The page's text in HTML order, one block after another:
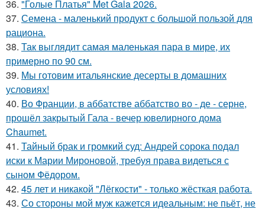
36. "Голые Платья" Met Gala 2026.
37. Семена - маленький продукт с большой пользой для
рациона.
38. Так выглядит самая маленькая пара в мире, их
примерно по 90 см.
39. Мы готовим итальянские десерты в домашних
условиях!
40. Во Франции, в аббатстве аббатство во - де - серне,
прошёл закрытый Гала - вечер ювелирного дома
Chaumet.
41. Тайный брак и громкий суд: Андрей сорока подал
иски к Марии Мироновой, требуя права видеться с
сыном Фёдором.
42. 45 лет и никакой "Лёгкости" - только жёсткая работа.
43. Со стороны мой муж кажется идеальным: не пьёт, не